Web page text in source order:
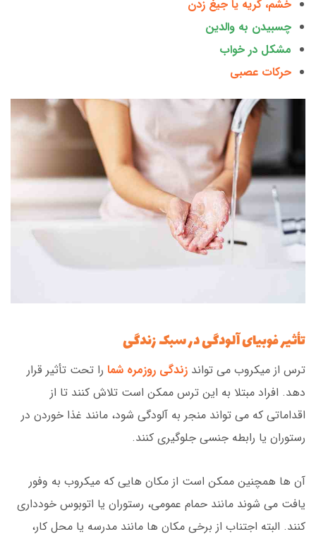
خشم، گریه یا جیغ زدن
چسبیدن به والدین
مشکل در خواب
حرکات عصبی
تأثیر فوبیای آلودگی در سبک زندگی
ترس از میکروب می تواند زندگی روزمره شما را تحت تأثیر قرار
دهد. افراد مبتلا به این ترس ممکن است تلاش کنند تا از
اقداماتی که می تواند منجر به آلودگی شود، مانند غذا خوردن در
رستوران یا رابطه جنسی جلوگیری کنند.
آن ها همچنین ممکن است از مکان هایی که میکروب به وفور
یافت می شوند مانند حمام عمومی، رستوران یا اتوبوس خودداری
کنند. البته اجتناب از برخی مکان ها مانند مدرسه یا محل کار،